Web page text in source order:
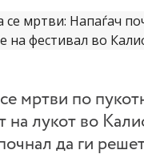
мртви по
на лукот во
да ги